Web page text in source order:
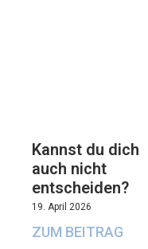
Kannst du dich
auch nicht
entscheiden?
19. April 2026
ZUM BEITRAG